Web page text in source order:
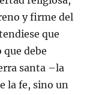
y firme del
que
debe
santa –la
la fe, sino un